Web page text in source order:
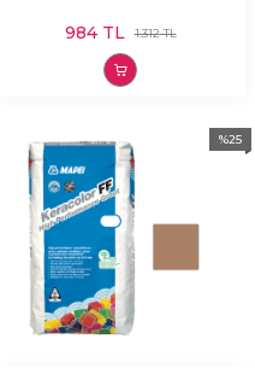
1.312TL
984TL
%25